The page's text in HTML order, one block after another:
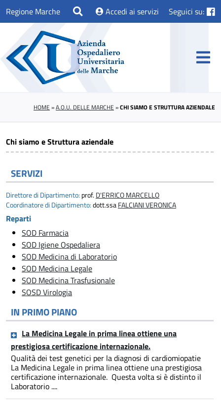
Regione Marche Accedi ai servizi Seguici su:
HOME »A.O.U. DELLE MARCHE »CHI SIAMO E STRUTTURA AZIENDALE
Chi siamo e Struttura aziendale
SERVIZI
Direttore di Dipartimento: prof. D'ERRICO MARCELLO
Coordinatore di Dipartimento: dott.ssa FALCIANI VERONICA
Reparti
SOD Farmacia
SOD Igiene Ospedaliera
SOD Medicina di Laboratorio
SOD Medicina Legale
SOD Medicina Trasfusionale
SOSD Virologia
IN PRIMO PIANO
La Medicina Legale in prima linea ottiene una
prestigiosa certificazione internazionale.
Qualità dei test genetici per la diagnosi di cardiomiopatie
La Medicina Legale in prima linea ottiene una prestigiosa
certificazione internazionale. Questa volta si è distinto il
Laboratorio ....